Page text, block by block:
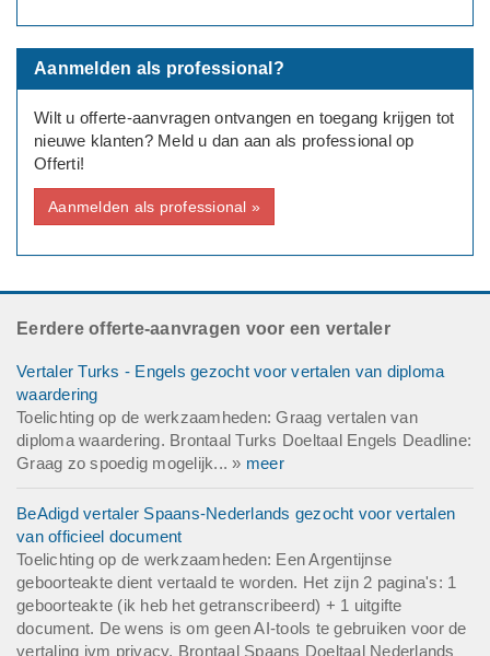
Aanmelden als professional?
Wilt u offerte-aanvragen ontvangen en toegang krijgen tot
nieuwe klanten? Meld u dan aan als professional op
Offerti!
Aanmelden als professional »
Eerdere offerte-aanvragen voor een vertaler
Vertaler Turks - Engels gezocht voor vertalen van diploma
waardering
Toelichting op de werkzaamheden: Graag vertalen van
diploma waardering. Brontaal Turks Doeltaal Engels Deadline:
Graag zo spoedig mogelijk... » meer
BeAdigd vertaler Spaans-Nederlands gezocht voor vertalen
van officieel document
Toelichting op de werkzaamheden: Een Argentijnse
geboorteakte dient vertaald te worden. Het zijn 2 pagina's: 1
geboorteakte (ik heb het getranscribeerd) + 1 uitgifte
document. De wens is om geen AI-tools te gebruiken voor de
vertaling ivm privacy. Brontaal Spaans Doeltaal Nederlands